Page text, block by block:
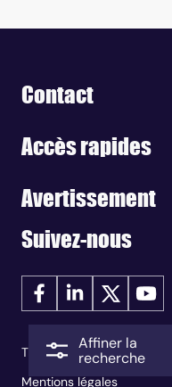
Affiner la
recherche
Contact
Accès rapides
Avertissement
Suivez-nous
Traitement des données
Mentions légales